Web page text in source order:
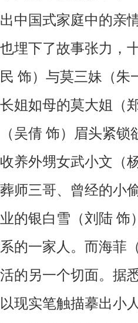
出中国式家庭中的亲
也埋下了故事张力，
民 饰）与莫三妹（朱
长姐如母的莫大姐（
（吴倩 饰）眉头紧
收养外甥女武小文（
葬师三哥、曾经的小
业的银白雪（刘陆 饰
系的一家人。而海菲
活的另一个切面。据
以现实笔触描摹出小